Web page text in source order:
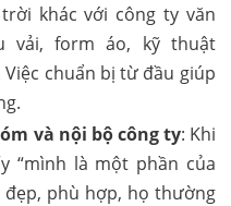
khác với công ty văn
vải, form áo, kỹ thuật
chuẩn bị từ đầu giúp
và nội bộ công ty: Khi
“mình là một phần của
đẹp, phù hợp, họ thường